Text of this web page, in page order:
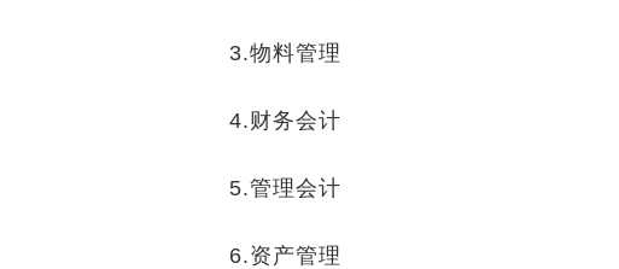
3.物料管理
4.财务会计
5.管理会计
6.资产管理